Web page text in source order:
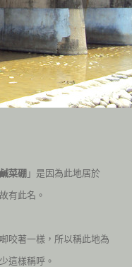
鹹菜硼 」是因為此地居於
有此名。
咬著一樣，所以稱此地為
這樣稱呼。